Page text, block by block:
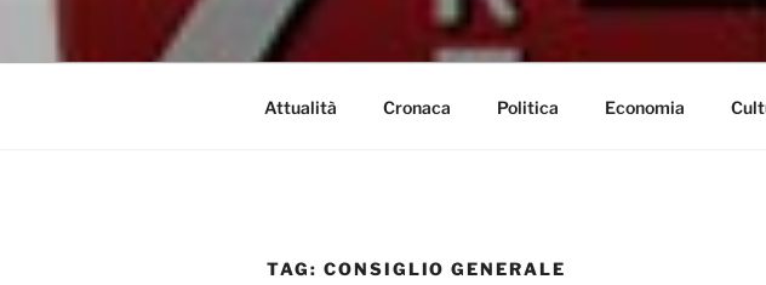
Attualità Cronaca Politica Economia
TAG: CONSIGLIO GENERALE